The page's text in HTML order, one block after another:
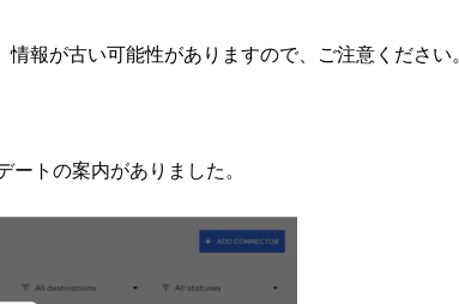
報が古い可能性がありますので、ご注意ください。
トの案内がありました。